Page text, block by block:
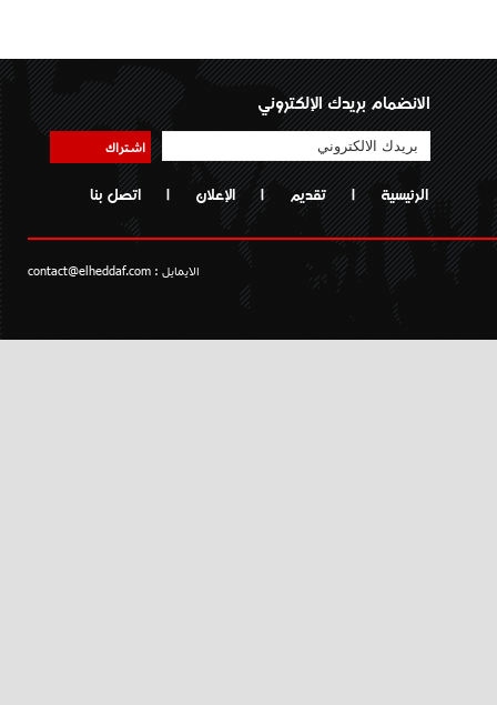
الانضمام بريدك الإلكتروني
اشتراك
الرئيسية | تقديم | الإعلان | اتصل بنا
الايمايل : contact@elheddaf.com